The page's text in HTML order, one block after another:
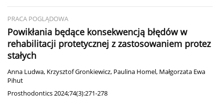
PRACA POGLĄDOWA
Powikłania będące konsekwencją błędów w
rehabilitacji protetycznej z zastosowaniem protez
stałych
Anna Ludwa, Krzysztof Gronkiewicz, Paulina Homel, Małgorzata Ewa
Pihut
Prosthodontics 2024;74(3):271-278